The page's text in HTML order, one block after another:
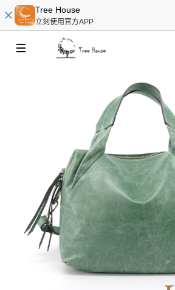
Tree House
立刻使用官方APP